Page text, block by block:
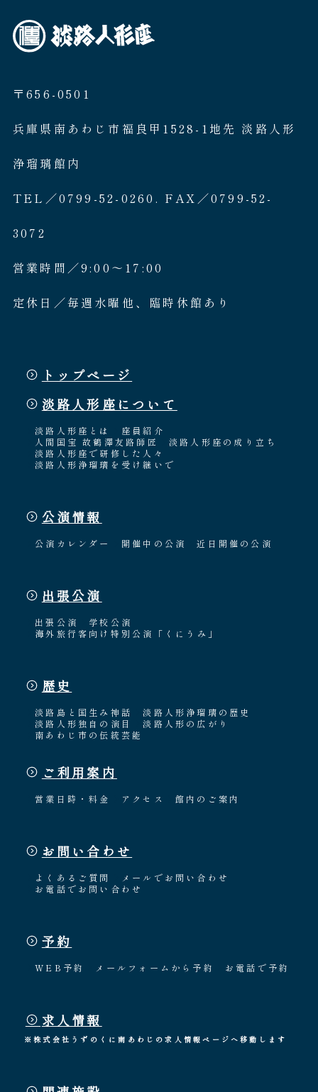
〒656-0501
兵庫県南あわじ市福良甲1528-1地先 淡路人形
浄瑠璃館内
TEL／0799-52-0260. FAX／0799-52-
3072
営業時間／9:00〜17:00
定休日／毎週水曜他、臨時休館あり
トップページ
淡路人形座について
淡路人形座とは
座員紹介
人間国宝 故鶴澤友路師匠
淡路人形座の成り立ち
淡路人形座で研修した人々
淡路人形浄瑠璃を受け継いで
公演情報
公演カレンダー 開催中の公演 近日開催の公演
出張公演
出張公演
学校公演
海外旅行客向け特別公演「くにうみ」
歴史
淡路島と国生み神話
淡路人形浄瑠璃の歴史
淡路人形独自の演目
淡路人形の広がり
南あわじ市の伝統芸能
ご利用案内
営業日時・料金 アクセス 館内のご案内
お問い合わせ
よくあるご質問
メールでお問い合わせ
お電話でお問い合わせ
予約
WEB予約 メールフォームから予約 お電話で予約
求人情報
※株式会社うずのくに南あわじの求人情報ページへ移動します